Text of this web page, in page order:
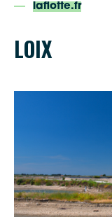
laflotte.fr
LOIX